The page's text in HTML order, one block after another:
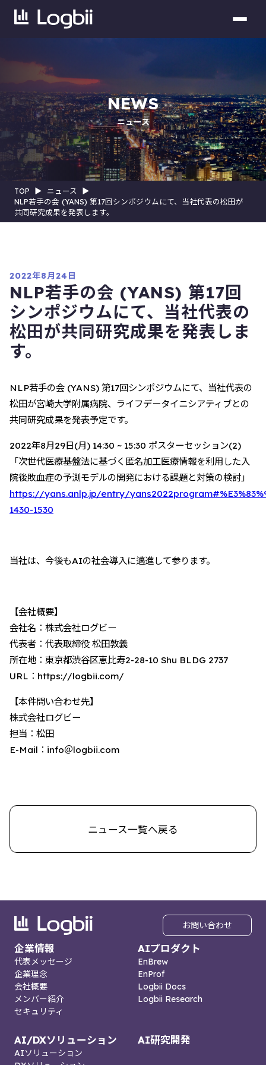
NEWS
ニュース
TOP ▶︎ ニュース
▶︎
NLP若手の会 (YANS) 第17回シンポジウムにて、当社代表の松田が
共同研究成果を発表します。
NLP若手の会 (YANS) 第17回
シンポジウムにて、当社代表の
松田が共同研究成果を発表しま
す。
2022年8月24日
NLP若手の会 (YANS) 第17回シンポジウムにて、当社代表の
松田が宮崎大学附属病院、ライフデータイニシアティブとの
共同研究成果を発表予定です。
2022年8月29日(月) 14:30 ~ 15:30 ポスターセッション(2)
「次世代医療基盤法に基づく匿名加工医療情報を利用した入
院後敗血症の予測モデルの開発における課題と対策の検討」
https://yans.anlp.jp/entry/
1430-1530
当社は、今後もAIの社会導入に邁進して参ります。
【会社概要】
会社名：株式会社ログビー
代表者：代表取締役 松田敦義
所在地：東京都渋谷区恵比寿2-28-10 Shu BLDG 2737
URL：https://logbii.com/
【本件問い合わせ先】
株式会社ログビー
担当：松田
E-Mail：info＠logbii.com
ニュース一覧へ戻る
お問い合わせ
企業情報
代表メッセージ
企業理念
会社概要
メンバー紹介
セキュリティ
AIプロダクト
EnBrew
EnProf
Logbii Docs
Logbii Research
AI/DXソリューション
AIソリューション
AI研究開発